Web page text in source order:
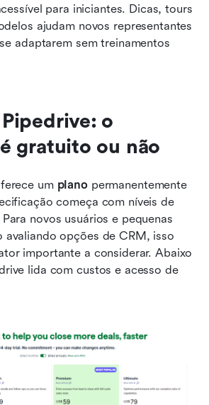
para iniciantes. Dicas, tours
ajudam novos representantes
adaptarem sem treinamentos
o
gratuito ou não
um plano permanentemente
começa com níveis de
novos usuários e pequenas
avaliando opções de CRM, isso
importante a considerar. Abaixo
lida com custos e acesso de